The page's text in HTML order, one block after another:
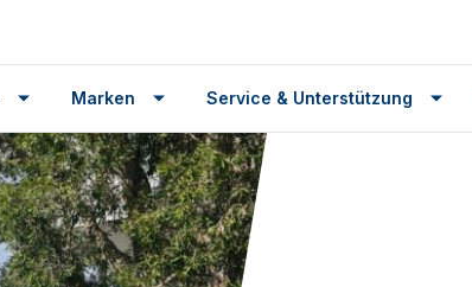
Marken Service & Unterstützung